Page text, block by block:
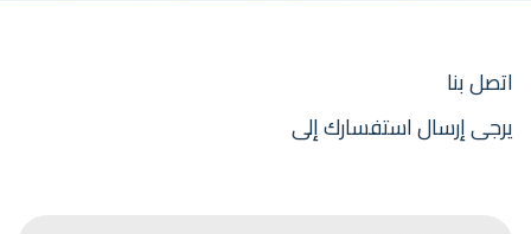
اتصل بنا
يرجى إرسال استفسارك إلى